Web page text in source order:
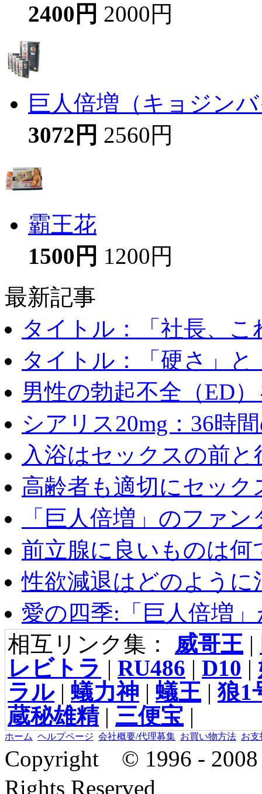
2400円 2000円
巨人倍増（キョジン
3072円 2560円
霸王花
1500円 1200円
最新記事
タイトル：「社長、こ
タイトル：「硬さ」と
男性の勃起不全（ED
シアリス20mg：36時
入浴はセックスの前
高齢者も適切にセック
「巨人倍増」のファ
前立腺に良いものは何
性欲減退はどのように
愛の四季:「巨人倍増
相互リンク集： 威哥王 |
レビトラ | RU486 | D10 |
ラル| 蟻力神 | 蟻王 |狼1
蔵秘雄精| 三便宝 |
ホーム ヘルプページ 会社概要/代理募集 お買い物方法 お支
Copyright © 1996 -
Rights Reserved